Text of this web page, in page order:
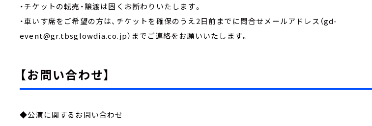
・チケットの転売・譲渡は固くお断わりいたします。
・車いす席をご希望の方は、チケットを確保のうえ2日前までに問合せメールアドレス（gd-
event@gr.tbsglowdia.co.jp）までご連絡をお願いいたします。
【お問い合わせ】
◆公演に関するお問い合わせ